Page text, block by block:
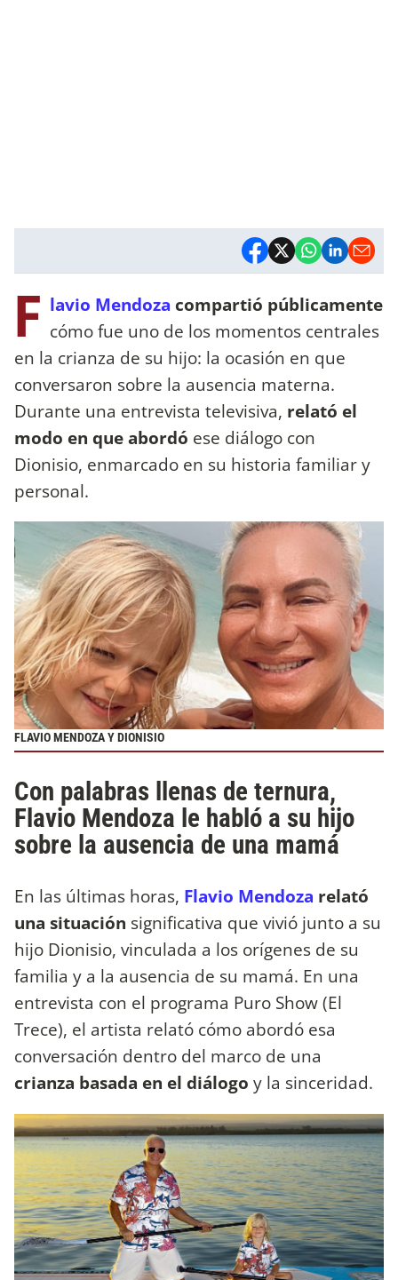
F lavio Mendoza compartió públicamente
cómo fue uno de los momentos centrales
en la crianza de su hijo: la ocasión en que
conversaron sobre la ausencia materna.
Durante una entrevista televisiva, relató el
modo en que abordó ese diálogo con
Dionisio, enmarcado en su historia familiar y
personal.
FLAVIO MENDOZA Y DIONISIO
Con palabras llenas de ternura,
Flavio Mendoza le habló a su hijo
sobre la ausencia de una mamá
En las últimas horas, Flavio Mendoza relató
una situación significativa que vivió junto a su
hijo Dionisio, vinculada a los orígenes de su
familia y a la ausencia de su mamá. En una
entrevista con el programa Puro Show (El
Trece), el artista relató cómo abordó esa
conversación dentro del marco de una
crianza basada en el diálogo y la sinceridad.